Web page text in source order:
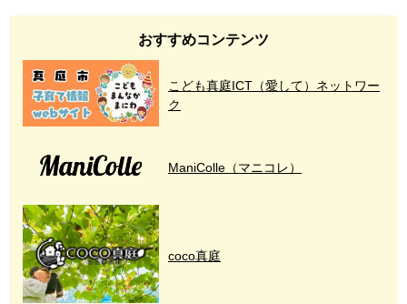
おすすめコンテンツ
こども真庭ICT（愛して）ネットワー
ク
ManiColle（マニコレ）
coco真庭